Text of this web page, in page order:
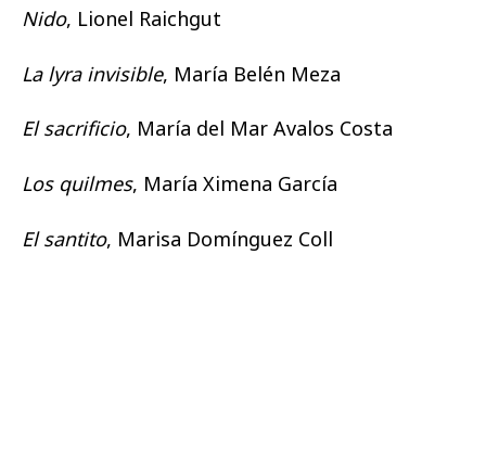
Nido, Lionel Raichgut
La lyra invisible, María Belén Meza
El sacrificio, María del Mar Avalos Costa
Los quilmes, María Ximena García
El santito, Marisa Domínguez Coll